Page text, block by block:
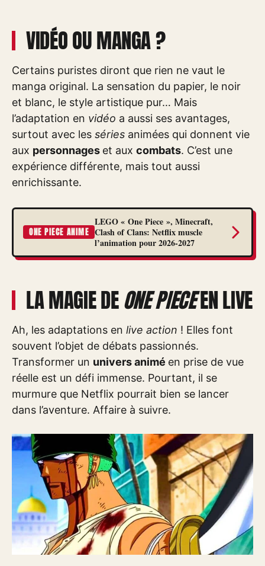
VIDÉO OU MANGA ?
Certains puristes diront que rien ne vaut le
manga original. La sensation du papier, le noir
et blanc, le style artistique pur… Mais
l’adaptation en vidéo a aussi ses avantages,
surtout avec les séries animées qui donnent vie
aux personnages et aux combats. C’est une
expérience différente, mais tout aussi
enrichissante.
ONE PIECE ANIME
LEGO « One Piece », Minecraft,
Clash of Clans: Netflix muscle
l’animation pour 2026-2027
LA MAGIE DEONE PIECEEN LIVE
Ah, les adaptations en live action ! Elles font
souvent l’objet de débats passionnés.
Transformer un univers animé en prise de vue
réelle est un défi immense. Pourtant, il se
murmure que Netflix pourrait bien se lancer
dans l’aventure. Affaire à suivre.